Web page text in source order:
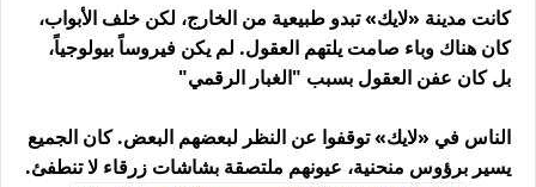
كانت مدينة «لايك» تبدو طبيعية من الخارج، لكن خلف الأبواب،
كان هناك وباء صامت يلتهم العقول. لم يكن فيروساً بيولوجياً،
بل كان عفن العقول بسبب "الغبار الرقمي"
الناس في «لايك» توقفوا عن النظر لبعضهم البعض. كان الجميع
يسير برؤوس منحنية، عيونهم ملتصقة بشاشات زرقاء لا تنطفئ.